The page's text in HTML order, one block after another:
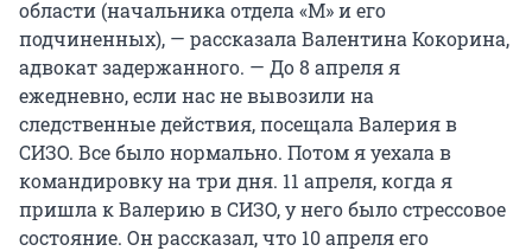
области (начальника отдела «М» и его
подчиненных), — рассказала Валентина Кокорина,
адвокат задержанного. — До 8 апреля я
ежедневно, если нас не вывозили на
следственные действия, посещала Валерия в
СИЗО. Все было нормально. Потом я уехала в
командировку на три дня. 11 апреля, когда я
пришла к Валерию в СИЗО, у него было стрессовое
состояние. Он рассказал, что 10 апреля его